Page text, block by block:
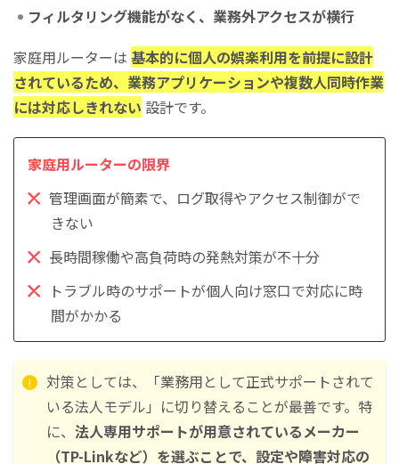
フィルタリング機能がなく、業務外アクセスが横行
家庭用ルーターは 基本的に個人の娯楽利用を前提に設計
されているため、業務アプリケーションや複数人同時作業
には対応しきれない 設計です。
管理画面が簡素で、ログ取得やアクセス制御がで
きない
長時間稼働や高負荷時の発熱対策が不十分
トラブル時のサポートが個人向け窓口で対応に時
間がかかる
対策としては、「業務用として正式サポートされて
いる法人モデル」に切り替えることが最善です。特
に、 法人専用サポートが用意されているメーカー
（TP-Linkなど）を選ぶことで、設定や障害対応の